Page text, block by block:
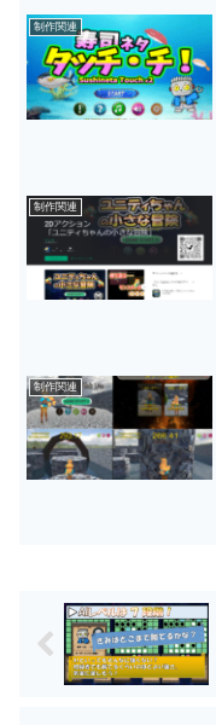
制作関連
制作関連
制作関連